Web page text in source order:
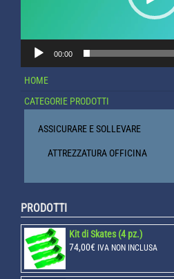
00:00
HOME
CATEGORIE PRODOTTI
ASSICURARE E SOLLEVARE
ATTREZZATURA OFFICINA
PRODOTTI
Kit di Skates (4 pz.)
74,00€ IVA NON INCLUSA